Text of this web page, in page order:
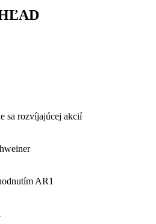
sa rozvíjajúcej akcií
AR1